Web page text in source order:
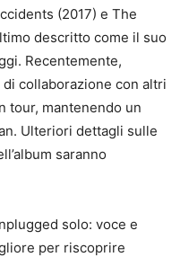
(2017) e The
descritto come il suo
Recentemente,
collaborazione con altri
tour, mantenendo un
Ulteriori dettagli sulle
saranno
solo: voce e
per riscoprire